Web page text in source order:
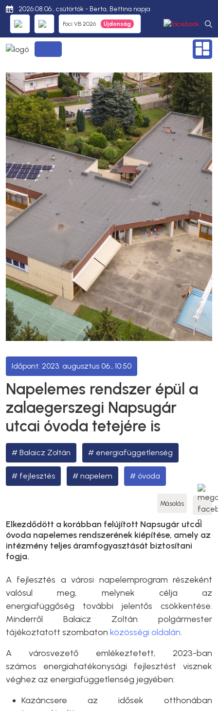
2026.08.06., csütörtök - Berta, Bettina napja
Foci VB 2026
2023. augusztus 06., 10:50
Napelemes rendszer épül a
zalaegerszegi Napsugár
utcai óvoda tetejére is
Balaicz Zoltán energiafüggetlenség
fejlesztés napelem óvoda
Másolás
Elkezdődött a korábban felújított Napsugár utcai
óvoda napelemes rendszerének kiépítése, amely az
intézmény teljes áramfogyasztását biztosítani
fogja.
A fejlesztés a városi napelemprogram részeként
valósul meg, melynek célja az
energiafüggőség további jelentős csökkentése.
Minderről Balaicz Zoltán polgármester
tájékoztatott szombaton közösségi oldalán.
A városvezető emlékeztetett, 2023-ban
számos energiahatékonysági fejlesztést visznek
véghez az energiafüggetlenség jegyében:
Kazáncsere az idősek otthonában